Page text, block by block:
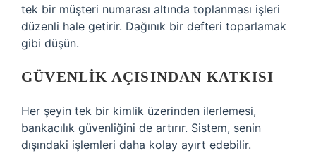
tek bir müşteri numarası altında toplanması işleri
düzenli hale getirir. Dağınık bir defteri toparlamak
gibi düşün.
GÜVENLIK AÇISINDAN KATKISI
Her şeyin tek bir kimlik üzerinden ilerlemesi,
bankacılık güvenliğini de artırır. Sistem, senin
dışındaki işlemleri daha kolay ayırt edebilir.